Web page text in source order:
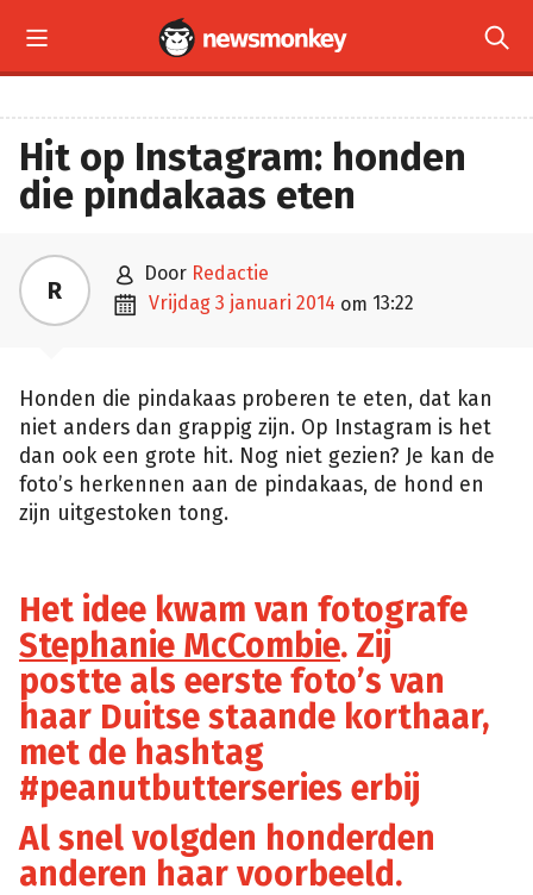
 
Hit op Instagram: honden
die pindakaas eten
R  door Redactie
 vrijdag 3 januari 2014 om 13:22
Honden die pindakaas proberen te eten, dat kan
niet anders dan grappig zijn. Op Instagram is het
dan ook een grote hit. Nog niet gezien? Je kan de
foto’s herkennen aan de pindakaas, de hond en
zijn uitgestoken tong.
Het idee kwam van fotografe
Stephanie McCombie. Zij
postte als eerste foto’s van
haar Duitse staande korthaar,
met de hashtag
#peanutbutterseries erbij
Al snel volgden honderden
anderen haar voorbeeld.